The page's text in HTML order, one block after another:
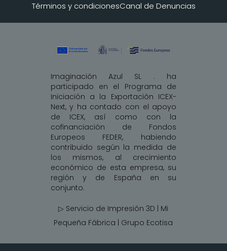
Términos y condicionesCanal de Denuncias
Imaginación Azul SL . ha
participado en el Programa de
Iniciación a la Exportación ICEX-
Next, y ha contado con el apoyo
de ICEX, así como con la
cofinanciación de Fondos
Europeos FEDER, habiendo
contribuido según la medida de
los mismos, al crecimiento
económico de esta empresa, su
región y de España en su
conjunto.
▷ Servicio de Impresión 3D | Mi
Pequeña Fábrica | Grupo Ecotisa